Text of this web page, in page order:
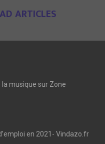
ARTICLES
musique sur Zone
en 2021- Vindazo.fr